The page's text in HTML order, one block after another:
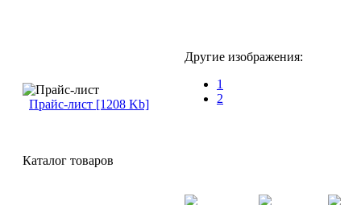
Прайс-лист [1208 Kb]
Каталог товаров
Другие изображения:
1
2